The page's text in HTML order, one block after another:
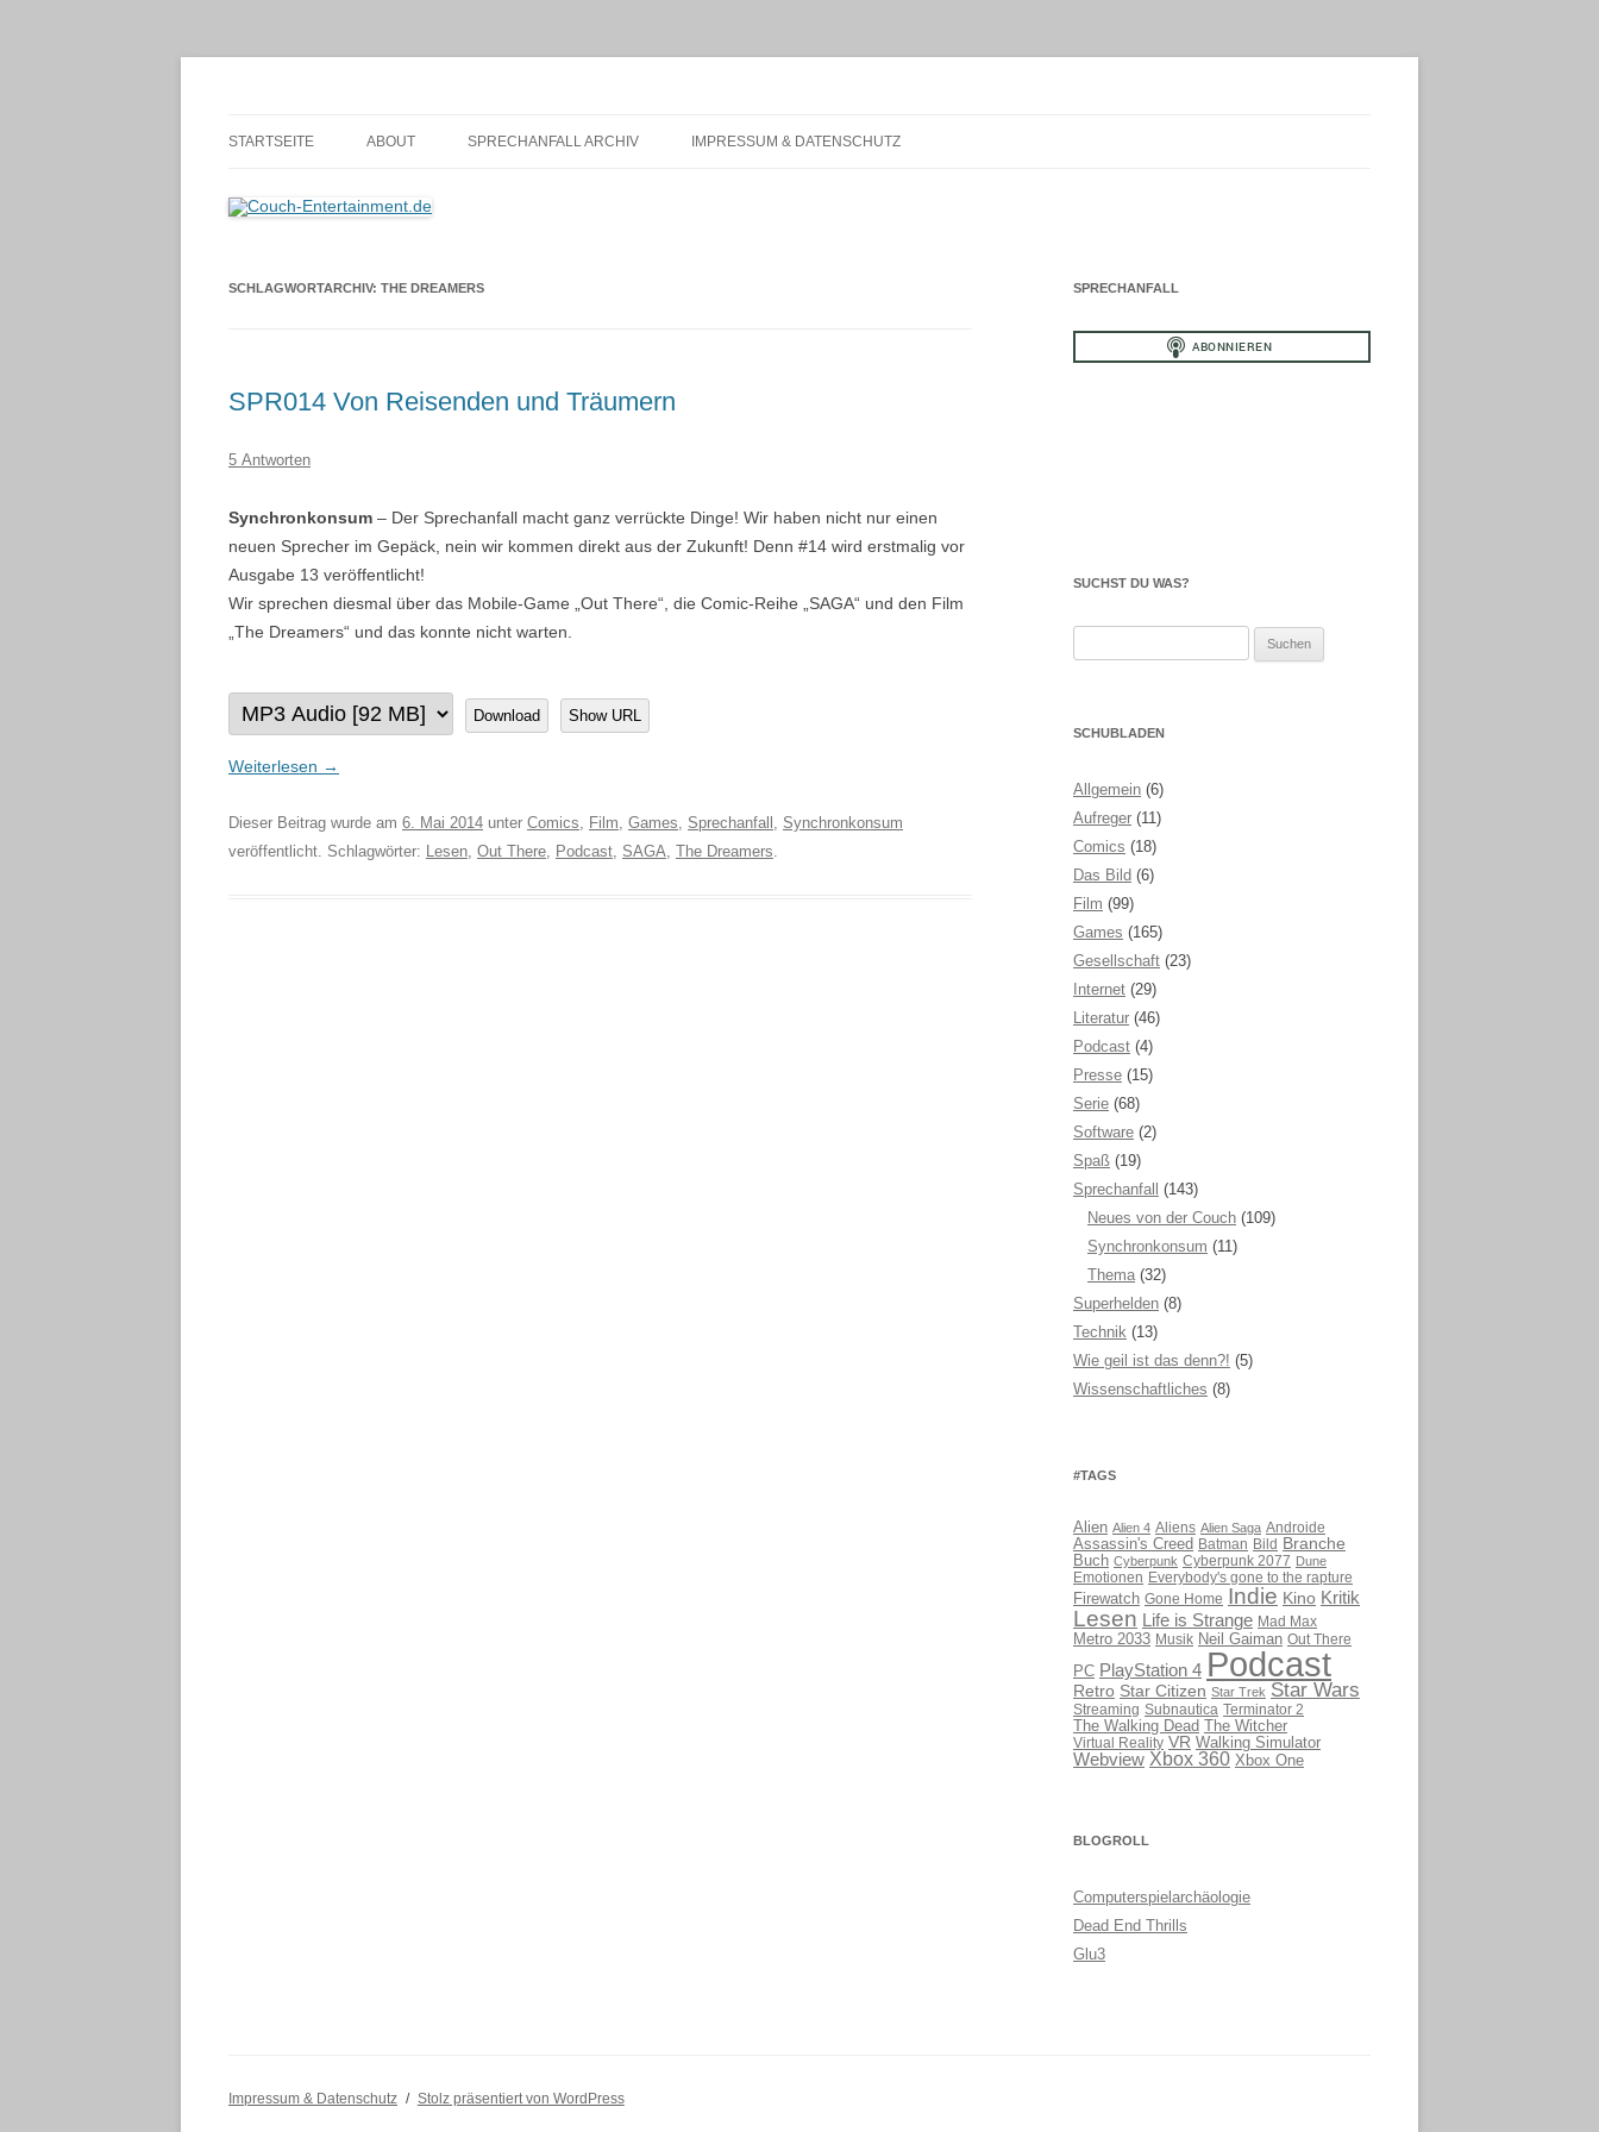
STARTSEITE ABOUT SPRECHANFALL ARCHIV IMPRESSUM & DATENSCHUTZ
SCHLAGWORTARCHIV: THE DREAMERS
SPR014 Von Reisenden und Träumern
5 Antworten
Synchronkonsum – Der Sprechanfall macht ganz verrückte Dinge! Wir haben nicht nur einen
neuen Sprecher im Gepäck, nein wir kommen direkt aus der Zukunft! Denn #14 wird erstmalig vor
Ausgabe 13 veröffentlicht!
Wir sprechen diesmal über das Mobile-Game „Out There“, die Comic-Reihe „SAGA“ und den Film
„The Dreamers“ und das konnte nicht warten.
Download Show URL
Weiterlesen →
Dieser Beitrag wurde am 6. Mai 2014 unter Comics, Film, Games, Sprechanfall , Synchronkonsum
veröffentlicht. Schlagwörter: Lesen, Out There, Podcast, SAGA, The Dreamers.
SPRECHANFALL
SUCHST DU WAS?
SCHUBLADEN
Allgemein (6)
Aufreger (11)
Comics (18)
Das Bild (6)
Film (99)
Games (165)
Gesellschaft (23)
Internet (29)
Literatur (46)
Podcast (4)
Presse (15)
Serie (68)
Software (2)
Spaß (19)
Sprechanfall
(143)
Neues von der Couch (109)
Synchronkonsum (11)
Thema (32)
Superhelden (8)
Technik (13)
Wie geil ist das denn?! (5)
Wissenschaftliches (8)
#TAGS
Alien Alien 4 Aliens Alien Saga Androide
Assassin's Creed Batman Bild Branche
Buch Cyberpunk Cyberpunk 2077 Dune
Emotionen Everybody's gone to the rapture
Firewatch Gone Home Indie Kino Kritik
Lesen Life is Strange Mad Max
Metro 2033 Musik Neil Gaiman Out There
PC PlayStation 4 Podcast
Retro Star Citizen Star Trek Star Wars
Streaming Subnautica Terminator 2
The Walking Dead The Witcher
Virtual Reality VR Walking Simulator
Webview Xbox 360 Xbox One
BLOGROLL
Computerspielarchäologie
Dead End Thrills
Glu3
Impressum & Datenschutz Stolz präsentiert von WordPress